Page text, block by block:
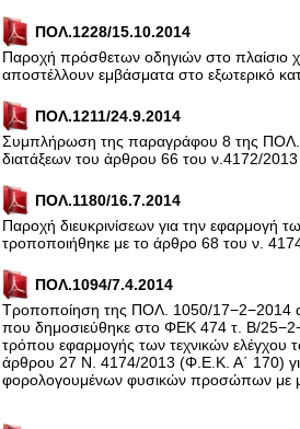
ΠΟΛ.1228/15.10.2014
Παροχή πρόσθετων οδηγιών στο πλαίσιο
αποστέλλουν εμβάσματα στο εξωτερικό
ΠΟΛ.1211/24.9.2014
Συμπλήρωση της παραγράφου 8 της ΠΟΛ.
διατάξεων του άρθρου 66 του ν.4172/2013
ΠΟΛ.1180/16.7.2014
Παροχή διευκρινίσεων για την
τροποποιήθηκε με το άρθρο 68 του ν.
ΠΟΛ.1094/7.4.2014
Τροποποίηση της ΠΟΛ. 1050/17−2−2014
που δημοσιεύθηκε στο ΦΕΚ 474 τ. Β/
τρόπου εφαρμογής των τεχνικών ελέγχου
άρθρου 27 Ν. 4174/2013 (Φ.Ε.Κ. Α΄ 170)
φορολογουμένων φυσικών προσώπων με